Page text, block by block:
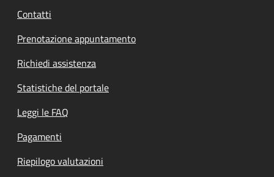
Contatti
Prenotazione appuntamento
Richiedi assistenza
Statistiche del portale
Leggi le FAQ
Pagamenti
Riepilogo valutazioni